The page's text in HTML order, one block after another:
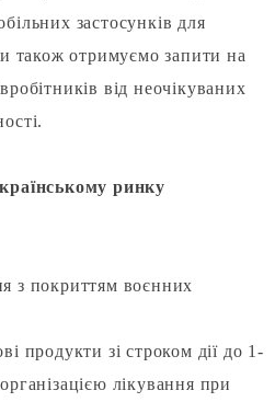
застосунків для
також отримуємо запити на
від неочікуваних
ринку
з покриттям воєнних
продукти зі строком дії до 1-
лікування при